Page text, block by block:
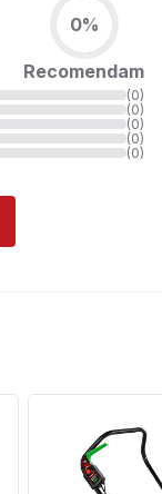
0%
Recomendam
(0)
(0)
(0)
(0)
(0)